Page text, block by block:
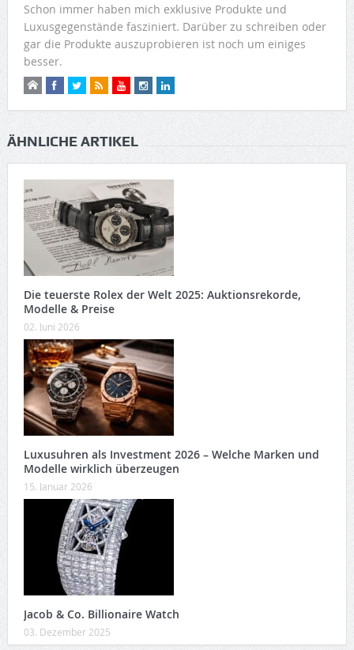
Schon immer haben mich exklusive Produkte und
Luxusgegenstände fasziniert. Darüber zu schreiben oder
gar die Produkte auszuprobieren ist noch um einiges
besser.
ÄHNLICHE ARTIKEL
Die teuerste Rolex der Welt 2025: Auktionsrekorde,
Modelle & Preise
02. Juni 2026
Luxusuhren als Investment 2026 – Welche Marken und
Modelle wirklich überzeugen
15. Januar 2026
Jacob & Co. Billionaire Watch
03. Dezember 2025